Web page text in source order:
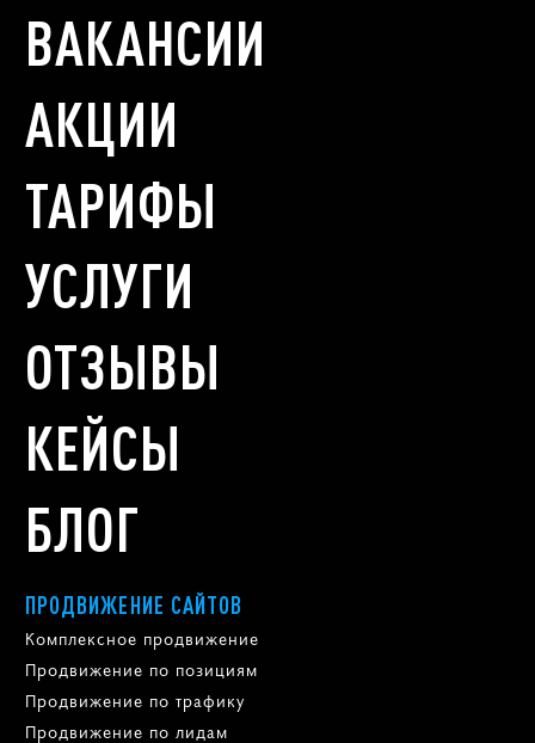
ВАКАНСИИ
АКЦИИ
ТАРИФЫ
УСЛУГИ
ОТЗЫВЫ
КЕЙСЫ
БЛОГ
ПРОДВИЖЕНИЕ САЙТОВ
Комплексное продвижение
Продвижение по позициям
Продвижение по трафику
Продвижение по лидам